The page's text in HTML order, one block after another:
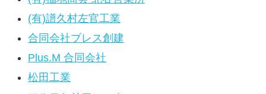
(有)譜久村左官工業
合同会社ブレス創建
Plus.M 合同会社
松田工業